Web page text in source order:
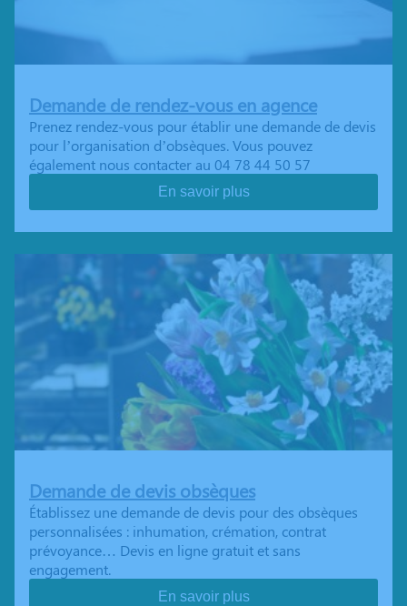
Demande de rendez-vous en agence
Prenez rendez-vous pour établir une demande de devis
pour l’organisation d’obsèques. Vous pouvez
également nous contacter au 04 78 44 50 57
En savoir plus
Demande de devis obsèques
Établissez une demande de devis pour des obsèques
personnalisées : inhumation, crémation, contrat
prévoyance… Devis en ligne gratuit et sans
engagement.
En savoir plus